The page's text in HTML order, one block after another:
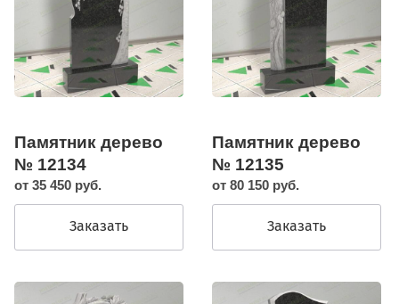
Памятник дерево
№ 12134
от 35 450 руб.
Заказать
Памятник дерево
№ 12135
от 80 150 руб.
Заказать